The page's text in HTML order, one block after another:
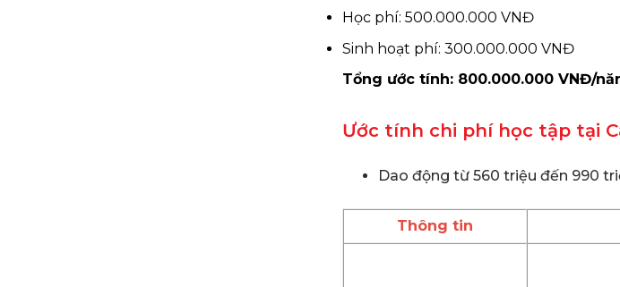
Học phí: 500.000.000 VNĐ
Sinh hoạt phí: 300.000.000 VNĐ
Tổng ước tính: 800.000.000 VNĐ/
Ước tính chi phí học tập tại
Dao động từ 560 triệu đến 990
Thông tin